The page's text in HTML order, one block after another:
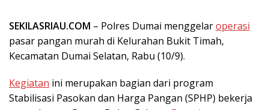
SEKILASRIAU.COM – Polres Dumai menggelaroperasi
pasar pangan murah di Kelurahan Bukit Timah,
Kecamatan Dumai Selatan, Rabu (10/9).
Kegiatan ini merupakan bagian dari program
Stabilisasi Pasokan dan Harga Pangan (SPHP) bekerja